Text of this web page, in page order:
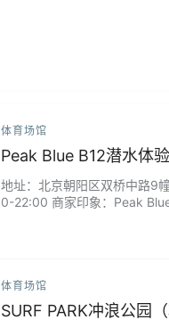
体育场馆
Peak Blue B12潜水体
地址：北京朝阳区双桥中路9
0-22:00 商家印象：Peak
体育场馆
SURF PARK冲浪公园（